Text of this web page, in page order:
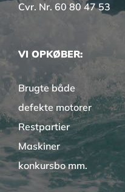
Cvr. Nr. 60 80 47 53
VI OPKØBER:
Brugte både
defekte motorer
Restpartier
Maskiner
konkursbo mm.